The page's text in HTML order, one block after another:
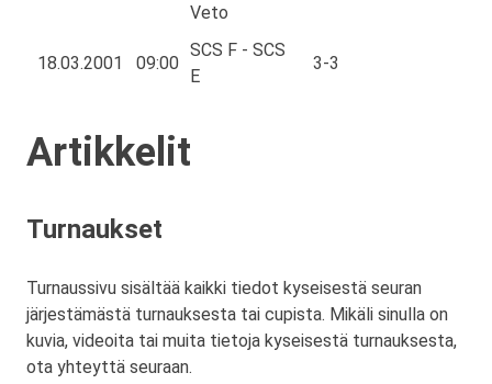
Veto
18.03.2001 09:00
SCS F - SCS
E
3-3
Artikkelit
Turnaukset
Turnaussivu sisältää kaikki tiedot kyseisestä seuran
järjestämästä turnauksesta tai cupista. Mikäli sinulla on
kuvia, videoita tai muita tietoja kyseisestä turnauksesta,
ota yhteyttä seuraan.